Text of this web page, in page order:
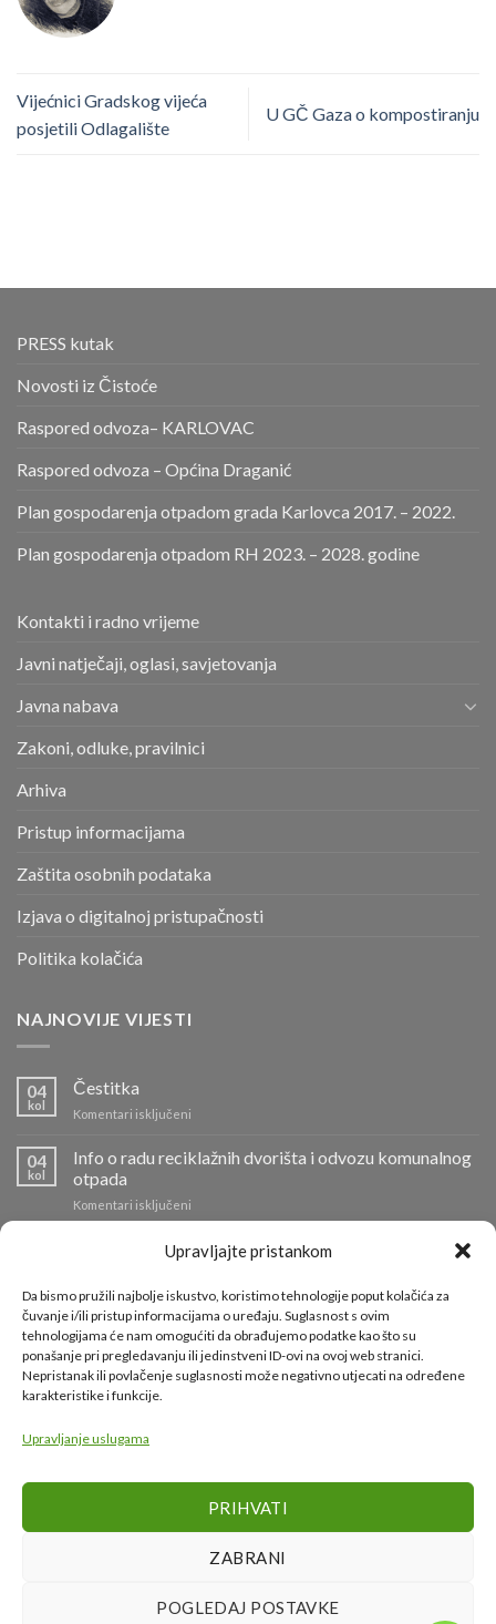
Upravljajte pristankom
Da bismo pružili najbolje iskustvo, koristimo tehnologije poput kolačića za
čuvanje i/ili pristup informacijama o uređaju. Suglasnost s ovim
tehnologijama će nam omogućiti da obrađujemo podatke kao što su
ponašanje pri pregledavanju ili jedinstveni ID-ovi na ovoj web stranici.
Nepristanak ili povlačenje suglasnosti može negativno utjecati na određene
karakteristike i funkcije.
Upravljanje uslugama
PRIHVATI
ZABRANI
POGLEDAJ POSTAVKE
Vijećnici Gradskog vijeća
posjetili Odlagalište
U GČ Gaza o kompostiranju
PRESS kutak
Novosti iz Čistoće
Raspored odvoza– KARLOVAC
Raspored odvoza – Općina Draganić
Plan gospodarenja otpadom grada Karlovca 2017. – 2022.
Plan gospodarenja otpadom RH 2023. – 2028. godine
Kontakti i radno vrijeme
Javni natječaji, oglasi, savjetovanja
Javna nabava
Zakoni, odluke, pravilnici
Arhiva
Pristup informacijama
Zaštita osobnih podataka
Izjava o digitalnoj pristupačnosti
Politika kolačića
NAJNOVIJE VIJESTI
04
kol
Čestitka
Komentari isključeni
04
kol
Info o radu reciklažnih dvorišta i odvozu komunalnog
otpada
Komentari isključeni
Info
radu
dvorišta
i
odvozu
komunalnog
otpada
Požar na Odlagalištu Ilovac lokaliziran
Požar
na
Odlagalištu
Ilovac
lokaliziran
17
srp
Tradicionalni Sajam petkom
Komentari isključeniza
Tradicionalni
Sajam
KORISNI LINKOVI
Ministarstvo gospodarstva i održivog razvoja
Fond za zaštitu okoliša i energetsku učinkovitost